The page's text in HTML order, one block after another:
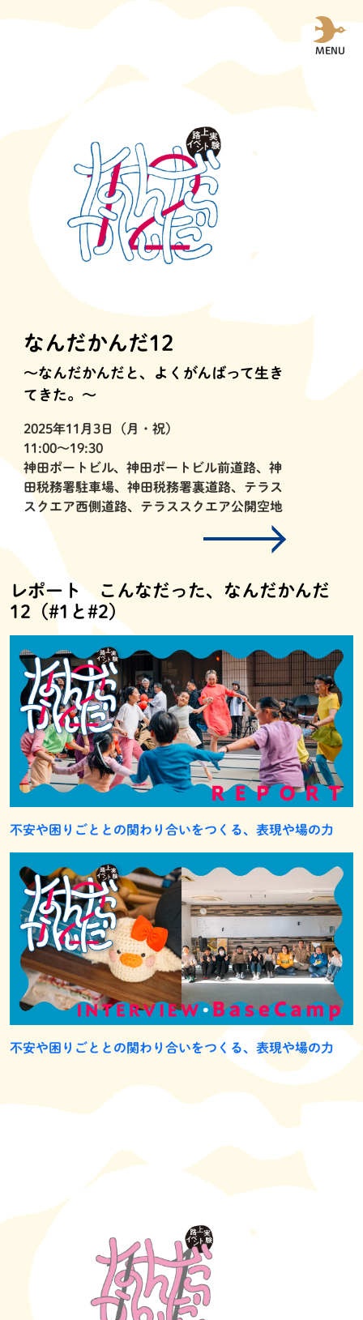
MENU
なんだかんだ12
〜なんだかんだと、よくがんばって生き
てきた。〜
2025年11月3日（月・祝）
11:00〜19:30
神田ポートビル、神田ポートビル前道路、神
田税務署駐車場、神田税務署裏道路、テラス
スクエア西側道路、テラススクエア公開空地
レポート こんなだった、なんだかんだ
12（#1と#2）
不安や困りごととの関わり合いをつくる、表現や場の力
不安や困りごととの関わり合いをつくる、表現や場の力